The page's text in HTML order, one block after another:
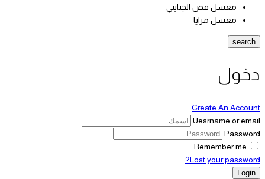
معسل قص الجنايني
معسل مزايا
search
دخول
Create An Account
Uesrname or email
Password
Remember me
Lost your password?